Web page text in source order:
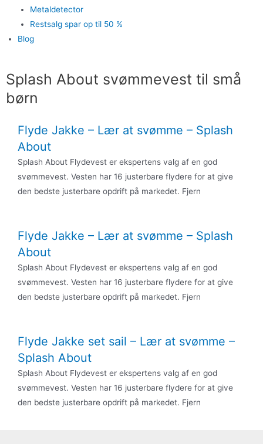
Metaldetector
Restsalg spar op til 50 %
Blog
Splash About svømmevest til små
børn
Flyde Jakke – Lær at svømme – Splash
About
Splash About Flydevest er ekspertens valg af en god
svømmevest. Vesten har 16 justerbare flydere for at give
den bedste justerbare opdrift på markedet. Fjern
Flyde Jakke – Lær at svømme – Splash
About
Splash About Flydevest er ekspertens valg af en god
svømmevest. Vesten har 16 justerbare flydere for at give
den bedste justerbare opdrift på markedet. Fjern
Flyde Jakke set sail – Lær at svømme –
Splash About
Splash About Flydevest er ekspertens valg af en god
svømmevest. Vesten har 16 justerbare flydere for at give
den bedste justerbare opdrift på markedet. Fjern